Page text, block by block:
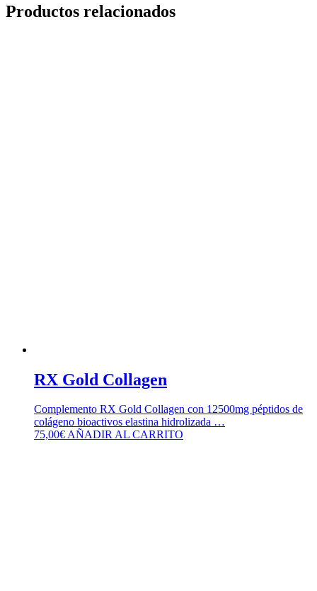
Productos relacionados
RX Gold Collagen
Complemento RX Gold Collagen con 12500mg péptidos de
colágeno bioactivos elastina hidrolizada …
75,00€AÑADIR AL CARRITO